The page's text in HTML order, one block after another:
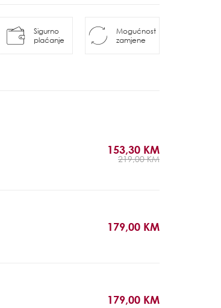
Sigurno
plaćanje
Mogućnost
zamjene
153,30 KM
219,00 KM
179,00 KM
179,00 KM